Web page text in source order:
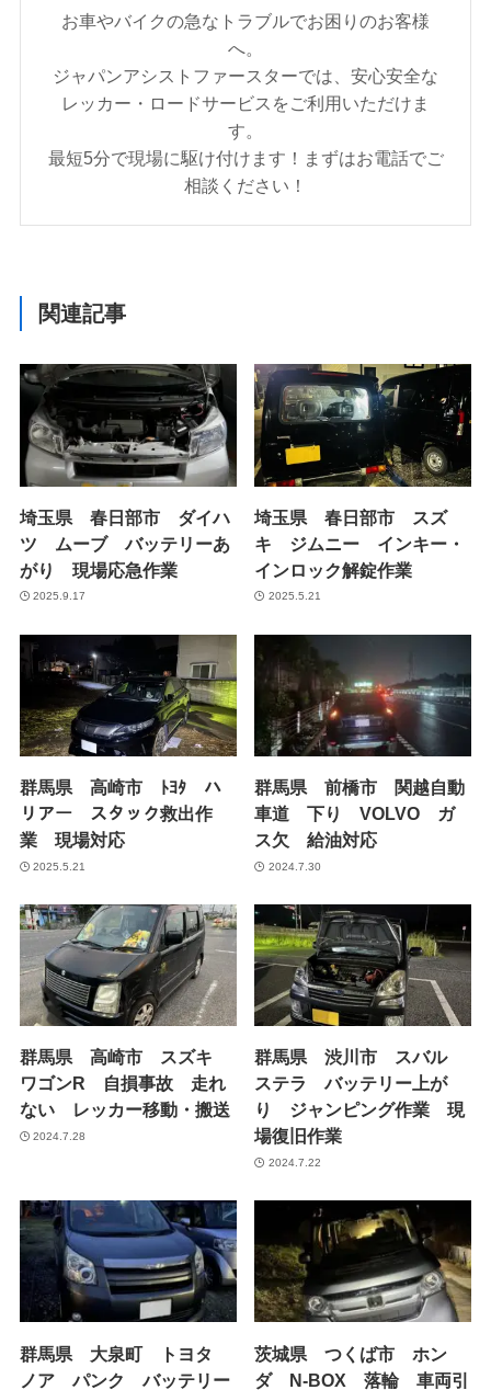
お車やバイクの急なトラブルでお困りのお客様
へ。
ジャパンアシストファースターでは、安心安全な
レッカー・ロードサービスをご利用いただけま
す。
最短5分で現場に駆け付けます！まずはお電話でご
相談ください！
関連記事
埼玉県 春日部市 ダイハ
ツ ムーブ バッテリーあ
がり 現場応急作業
2025.9.17
埼玉県 春日部市 スズ
キ ジムニー インキー・
インロック解錠作業
2025.5.21
群馬県 高崎市 ﾄﾖﾀ ハ
リアー スタック救出作
業 現場対応
2025.5.21
群馬県 前橋市 関越自動
車道 下り VOLVO ガ
ス欠 給油対応
2024.7.30
群馬県 高崎市 スズキ
ワゴンR 自損事故 走れ
ない レッカー移動・搬送
2024.7.28
群馬県 渋川市 スバル
ステラ バッテリー上が
り ジャンピング作業 現
場復旧作業
2024.7.22
群馬県 大泉町 トヨタ
ノア パンク バッテリー
茨城県 つくば市 ホン
ダ N-BOX 落輪 車両引